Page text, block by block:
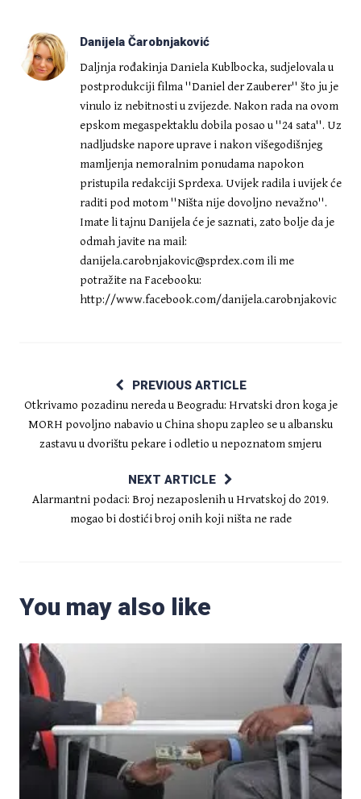
Danijela Čarobnjaković
Daljnja rođakinja Daniela Kublbocka, sudjelovala u
postprodukciji filma ''Daniel der Zauberer'' što ju je
vinulo iz nebitnosti u zvijezde. Nakon rada na ovom
epskom megaspektaklu dobila posao u ''24 sata''. Uz
nadljudske napore uprave i nakon višegodišnjeg
mamljenja nemoralnim ponudama napokon
pristupila redakciji Sprdexa. Uvijek radila i uvijek će
raditi pod motom ''Ništa nije dovoljno nevažno''.
Imate li tajnu Danijela će je saznati, zato bolje da je
odmah javite na mail:
danijela.carobnjakovic@sprdex.com ili me
potražite na Facebooku:
http://www.facebook.com/danijela.carobnjakovic
PREVIOUS ARTICLE
Otkrivamo pozadinu nereda u Beogradu: Hrvatski dron koga je
MORH povoljno nabavio u China shopu zapleo se u albansku
zastavu u dvorištu pekare i odletio u nepoznatom smjeru
NEXT ARTICLE
Alarmantni podaci: Broj nezaposlenih u Hrvatskoj do 2019.
mogao bi dostići broj onih koji ništa ne rade
You may also like